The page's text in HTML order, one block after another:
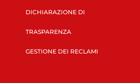
DICHIARAZIONE DI
TRASPARENZA
GESTIONE DEI RECLAMI